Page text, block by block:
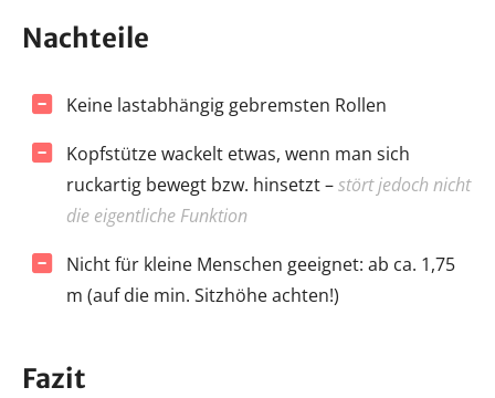
Nachteile
Keine lastabhängig gebremsten Rollen
Kopfstütze wackelt etwas, wenn man sich
ruckartig bewegt bzw. hinsetzt –stört jedoch nicht
die eigentliche Funktion
Nicht für kleine Menschen geeignet: ab ca. 1,75
m (auf die min. Sitzhöhe achten!)
Fazit